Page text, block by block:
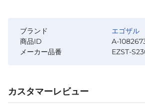
ブランド
エゴザル
商品ID
A-
メーカー品番
EZST-
カスタマーレビュー